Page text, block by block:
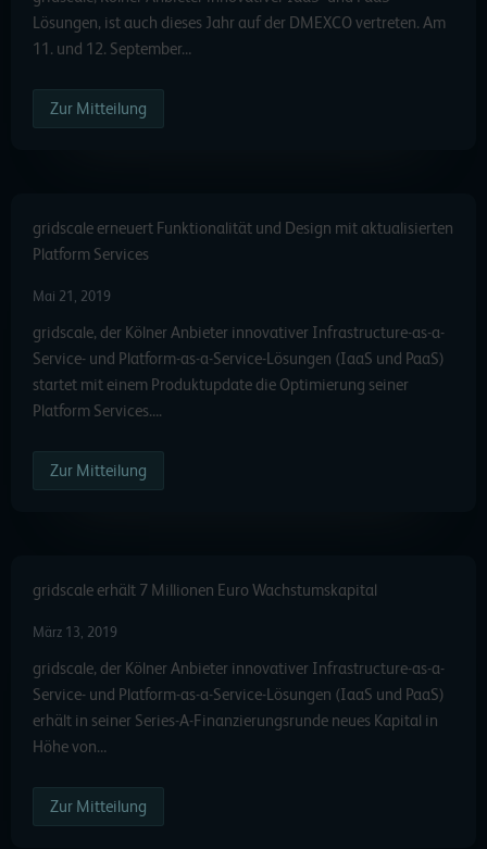
Lösungen, ist auch dieses Jahr auf der DMEXCO vertreten. Am
11. und 12. September…
Zur Mitteilung
gridscale erneuert Funktionalität und Design mit aktualisierten
Platform Services
Mai 21, 2019
gridscale, der Kölner Anbieter innovativer Infrastructure-as-a-
Service- und Platform-as-a-Service-Lösungen (IaaS und PaaS)
startet mit einem Produktupdate die Optimierung seiner
Platform Services….
Zur Mitteilung
gridscale erhält 7 Millionen Euro Wachstumskapital
März 13, 2019
gridscale, der Kölner Anbieter innovativer Infrastructure-as-a-
Service- und Platform-as-a-Service-Lösungen (IaaS und PaaS)
erhält in seiner Series-A-Finanzierungsrunde neues Kapital in
Höhe von…
Zur Mitteilung